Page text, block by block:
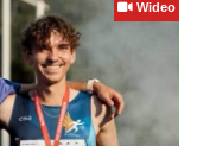
Wideo